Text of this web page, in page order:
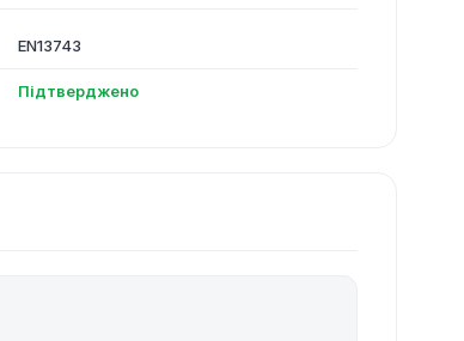
EN13743
Підтверджено